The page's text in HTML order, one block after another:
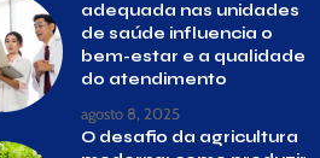
adequada nas unidades
de saúde influencia o
bem-estar e a qualidade
do atendimento
agosto 8, 2025
O desafio da agricultura